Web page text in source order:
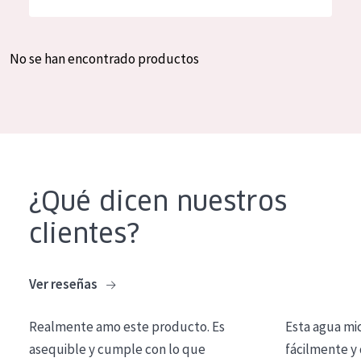
Crema de día
Crema de noche
Limpieza
Spanish
No se han encontrado productos
¿Qué dicen nuestros
clientes?
Ver reseñas
Realmente amo este producto. Es
asequible y cumple con lo que
Esta agua
fácilmente y